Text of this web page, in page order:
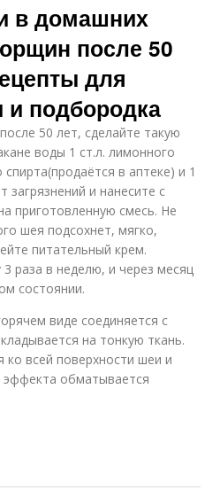
Маска с персиковым
Медовая маска
Натуральные маски
Маска для зрелой
кожи
в домашних
после 50
для
и подбородка
50 лет, сделайте такую
воды 1 ст.л. лимонного
в аптеке) и 1
и нанесите с
приготовленную смесь. Не
шея подсохнет, мягко,
питательный крем.
раза в неделю, и через месяц
состоянии.
виде соединяется с
на тонкую ткань.
ко всей поверхности шеи и
эффекта обматывается